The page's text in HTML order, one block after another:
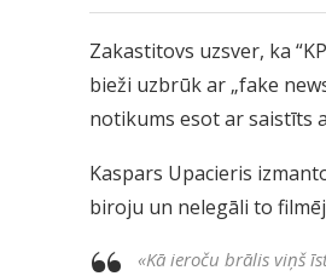
Zakastitovs uzsver, ka
bieži uzbrūk ar „fake
notikums esot ar saistīts
Kaspars Upacieris
biroju un nelegāli to
«Kā ieroču brālis viņš